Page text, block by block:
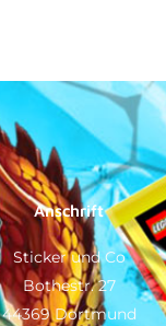
Anschrift
Sticker und Co
Bothestr. 27
44369 Dortmund